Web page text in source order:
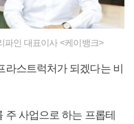
파인 대표이사 <케이뱅크>
스트럭처가 되겠다는 비
사업으로 하는 프롭테